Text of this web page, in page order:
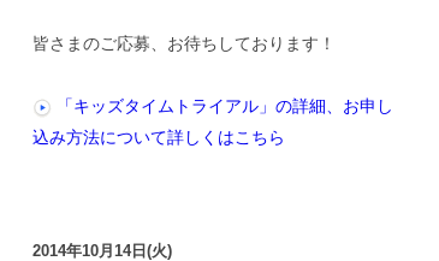
皆さまのご応募、お待ちしております！
「キッズタイムトライアル」の詳細、お申し
込み方法について詳しくはこちら
2014年10月14日(火)